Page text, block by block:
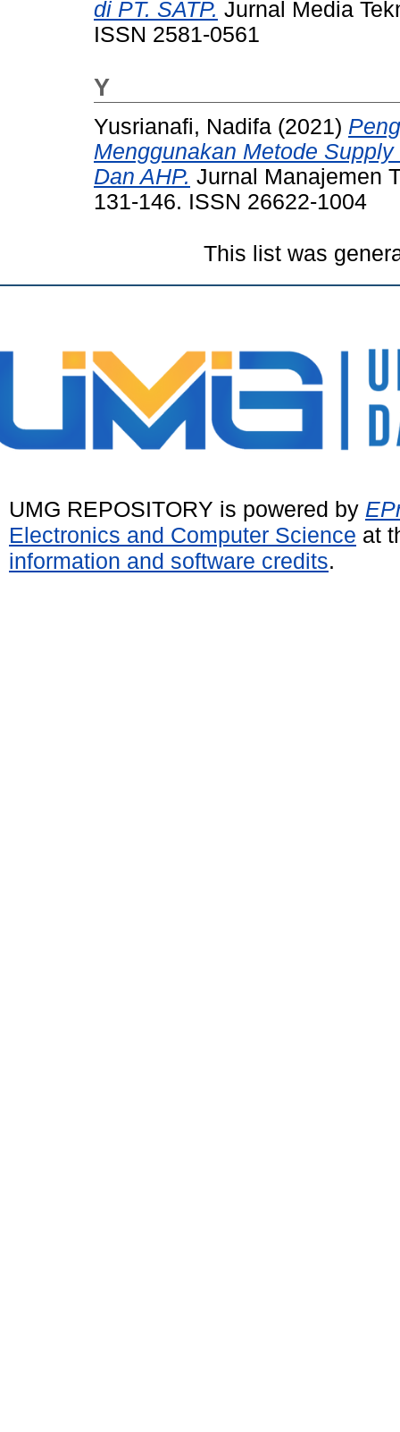
di PT. SATP. Jurnal Media
ISSN 2581-0561
Y
Yusrianafi, Nadifa (2021)
Menggunakan Metode
Dan AHP. Jurnal Manajemen
131-146. ISSN 26622-1004
This list was
UMG REPOSITORY is powered by
Electronics and Computer Science at
information and software credits.